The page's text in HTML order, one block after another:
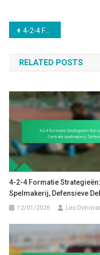
Post
navigation
4-2-4 Formatie Strategieën: Synergie tussen lijnen, Spelersrollen, Tactische coherentie
RELATED POSTS
4-2-4 Formatie
Spelmakerij, Defensieve
12/01/2026 Leo